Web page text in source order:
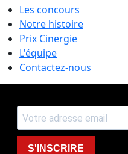
Les concours
Notre histoire
Prix Cinergie
L'équipe
Contactez-nous
S'INSCRIRE